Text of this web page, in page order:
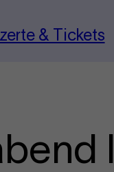
& Tickets